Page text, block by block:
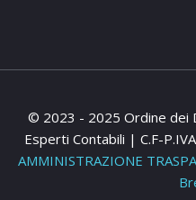
© 2023 - 2025 Ordine dei
Esperti Contabili | C.F-
AMMINISTRAZIONE